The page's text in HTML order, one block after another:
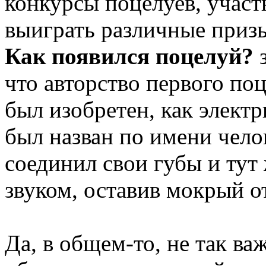
выиграть различные
Как появился поцелуй?
что авторство первого
был изобретен, как
был назван по имени
соединил свои губы и
звуком, оставив мокрый
Да, в общем-то, не так